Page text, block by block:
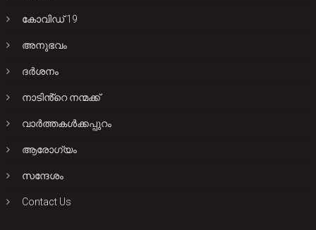
കോവിഡ് 19
അനുഭവം
ദർശനം
നാടിൻ്റെ നന്മക്ക്
വാർത്തകൾക്കപ്പുറം
ആരോഗ്യം
സന്ദേശം
Contact Us